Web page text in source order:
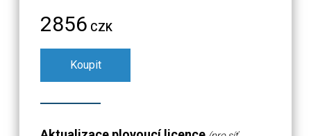
EULA
2856 CZK
Koupit